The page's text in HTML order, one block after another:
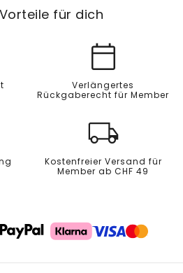
für dich
Verlängertes
Rückgaberecht für Member
Kostenfreier Versand für
Member ab CHF 49